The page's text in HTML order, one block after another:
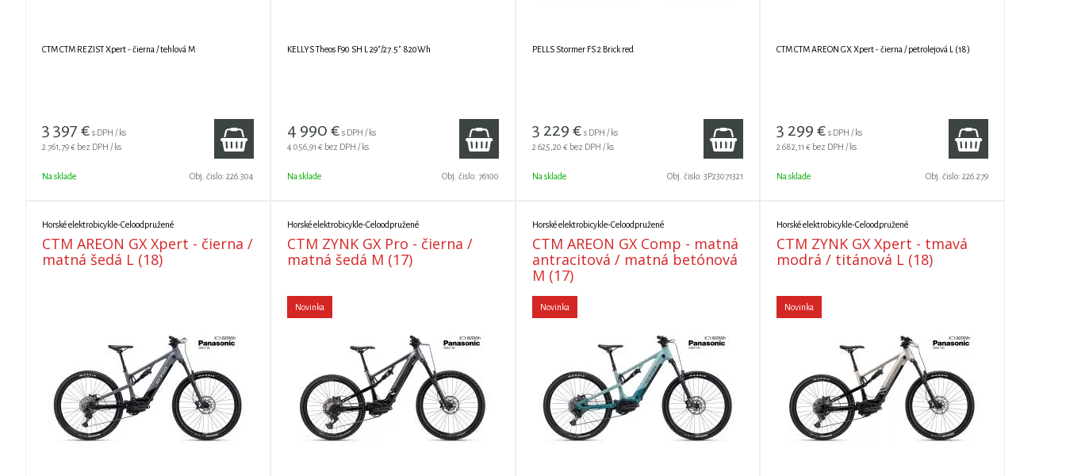
CTM CTM REZIST Xpert - čierna / tehlová M
3 397 € s DPH / ks
2 761,79 € bez DPH / ks
Na sklade Obj. čislo: 226.304
KELLYS Theos F90 SH L 29"/27.5" 820Wh
4 990 € s DPH / ks
4 056,91 € bez DPH / ks
Na sklade Obj. čislo: 76100
PELLS Stormer FS 2 Brick red
3 229 € s DPH / ks
2 625,20 € bez DPH / ks
Na sklade Obj. čislo:3P23071321
CTM CTM AREON GX Xpert - čierna / petrolejová L (18)
3 299 € s DPH / ks
2 682,11 € bez DPH / ks
Na sklade Obj. čislo: 226.279
Horské elektrobicykle-Celoodpružené
CTM AREON GX Xpert - čierna /
matná šedá L (18)
Horské elektrobicykle-Celoodpružené
CTM ZYNK GX Pro - čierna /
matná šedá M (17)
Novinka
Horské elektrobicykle-Celoodpružené
CTM AREON GX Comp - matná
antracitová / matná betónová
M (17)
Novinka
Horské elektrobicykle-Celoodpružené
CTM ZYNK GX Xpert - tmavá
modrá / titánová L (18)
Novinka